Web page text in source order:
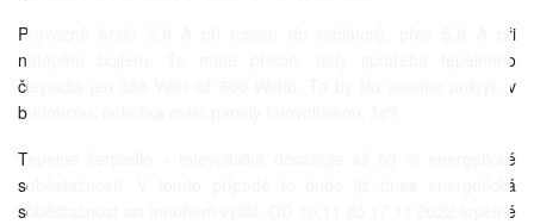
Provozně bralo 2,6 A při topení do radiátorů, přes 5,8 A při
natápění bojleru. To máte příkon, tedy spotřeba tepelného
čerpadla jen 358 Watt až 800 Wattů. To by šlo snadno pokrýt, v
budoucnu, několika málo panely fotovoltaikou, že?
Tepelné čerpadlo + fotovoltaika dosahuje až 80 % energetické
soběstačnosti. V tomto případě to bude již dnes energetická
soběstačnost asi mnohem vyšší. OD 10.11 do 17.11 2022 tepelné